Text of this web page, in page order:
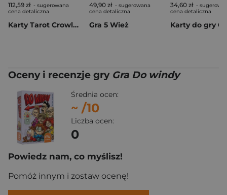
112,59 zł - sugerowana
cena detaliczna
Karty Tarot Crowley Standard GB New Edition
49,90 zł - sugerowana
cena detaliczna
Gra 5 Wież
34,60 zł -
cena detaliczna
Oceny i recenzje gry Gra Do windy
Średnia ocen:
~ /10
Liczba ocen:
0
Powiedz nam, co myślisz!
Pomóż innym i zostaw ocenę!